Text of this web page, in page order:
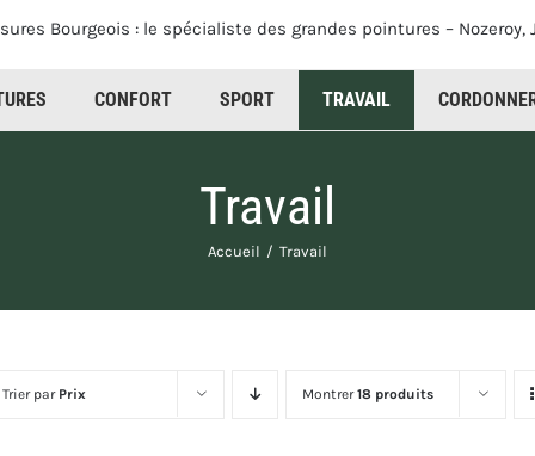
CONFORT SPORT
Travail
Accueil Travail
Trier par Prix Montrer18 produits